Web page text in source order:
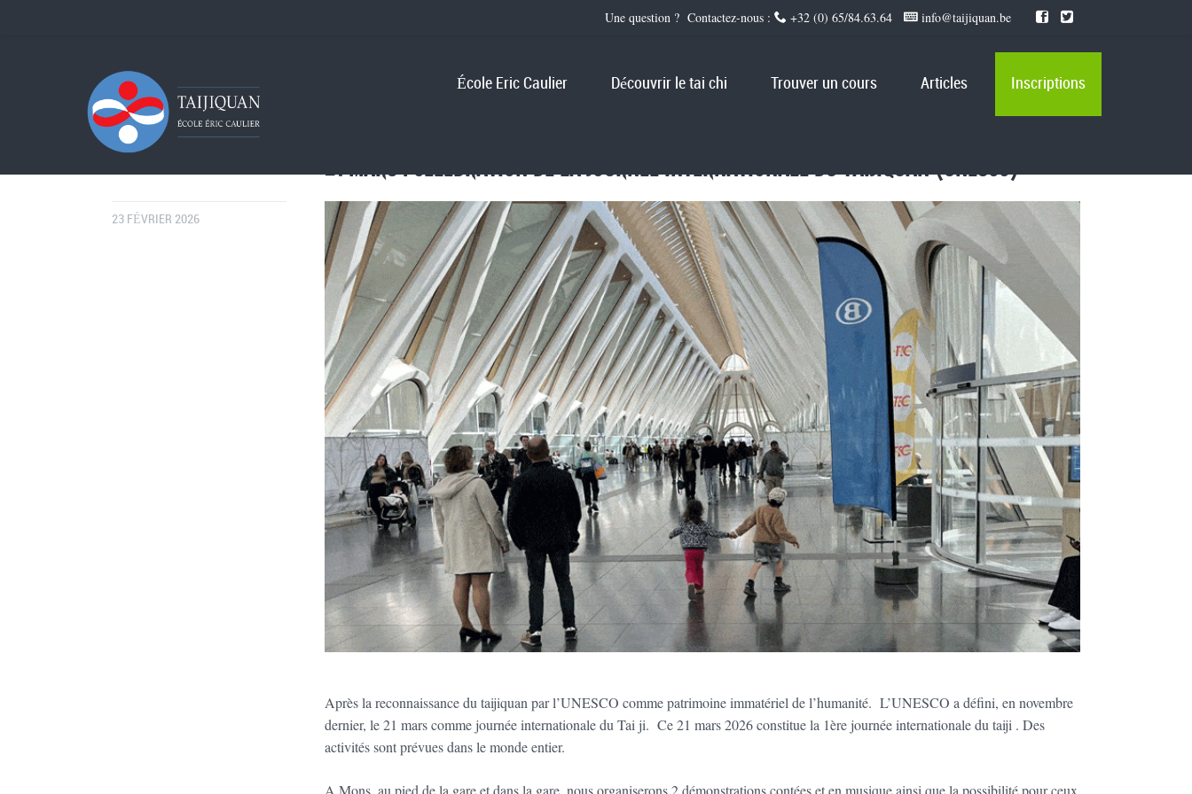
École Eric Caulier Découvrir le tai chi Trouver un cours Articles Inscriptions
21 MARS : CELEBRATION DE LA JOURNEE INTERNATIONALE DU TAIJIQUAN (UNESCO)
23 FÉVRIER 2026
Après la reconnaissance du taijiquan par l’UNESCO comme patrimoine immatériel de l’humanité. L’UNESCO a défini, en novembre
dernier, le 21 mars comme journée internationale du Tai ji. Ce 21 mars 2026 constitue la 1ère journée internationale du taiji . Des
activités sont prévues dans le monde entier.
A Mons, au pied de la gare et dans la gare, nous organiserons 2 démonstrations contées et en musique ainsi que la possibilité pour ceux
Une question ? Contactez-nous : +32 (0) 65/84.63.64 info@taijiquan.be